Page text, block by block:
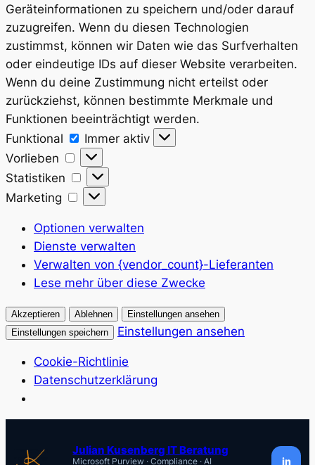
Geräteinformationen zu speichern und/oder darauf
zuzugreifen. Wenn du diesen Technologien
zustimmst, können wir Daten wie das Surfverhalten
oder eindeutige IDs auf dieser Website verarbeiten.
Wenn du deine Zustimmung nicht erteilst oder
zurückziehst, können bestimmte Merkmale und
Funktionen beeinträchtigt werden.
Funktional
Funktional
Immer aktiv
Vorlieben
Vorlieben
Statistiken
Statistiken
Marketing
Marketing
Optionen verwalten
Dienste verwalten
Verwalten von {vendor_count}-Lieferanten
Lese mehr über diese Zwecke
Akzeptieren Ablehnen
Einstellungen ansehen
Einstellungen speichern
Einstellungen ansehen
Cookie-Richtlinie
Datenschutzerklärung
Julian Kusenberg IT Beratung
Microsoft Purview · Compliance · AI
in